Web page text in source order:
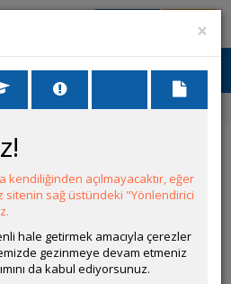
Profili
×
açılmayacaktır, eğer
sağ üstündeki "Yönlendirici
hale getirmek amacıyla çerezler
gezinmeye devam etmeniz
da kabul ediyorsunuz.